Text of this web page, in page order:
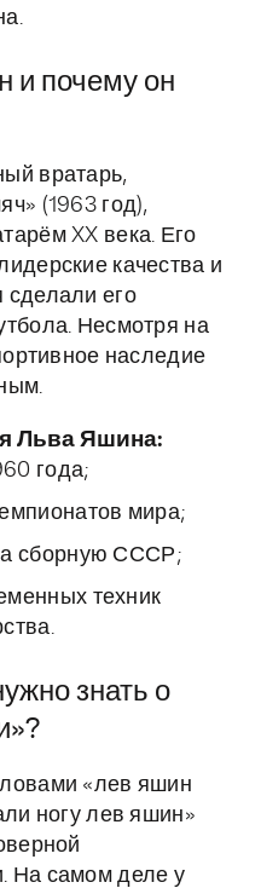
и почему он
вратарь,
(1963 год),
XX века. Его
качества и
сделали его
Несмотря на
наследие
Льва Яшина:
года;
мира;
сборную СССР;
техник
знать о
«лев яшин
ногу лев яшин»
На самом деле у